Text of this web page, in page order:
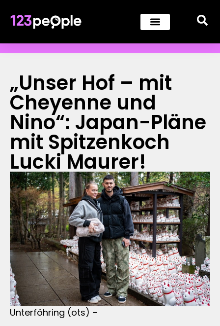
„Unser Hof – mit
Cheyenne und
Nino“: Japan-Pläne
mit Spitzenkoch
Lucki Maurer!
Unterföhring (ots) –